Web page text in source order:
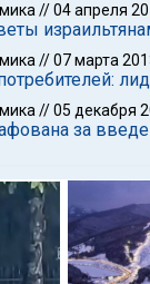
//04 апреля
//07 марта
//05 декабря
за